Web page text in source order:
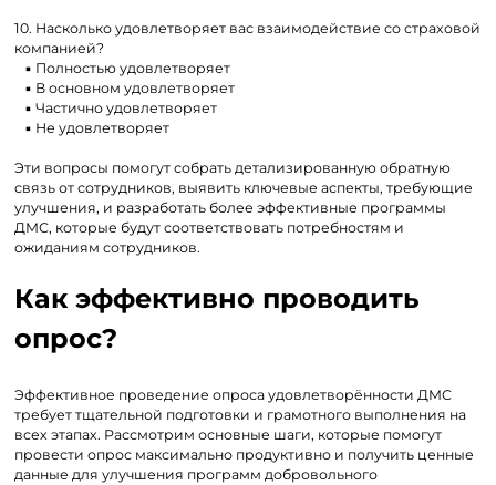
10. Насколько удовлетворяет вас взаимодействие со страховой
компанией?
▪ Полностью удовлетворяет
▪ В основном удовлетворяет
▪ Частично удовлетворяет
▪ Не удовлетворяет
Эти вопросы помогут собрать детализированную обратную
связь от сотрудников, выявить ключевые аспекты, требующие
улучшения, и разработать более эффективные программы
ДМС, которые будут соответствовать потребностям и
ожиданиям сотрудников.
Как эффективно проводить
опрос?
Эффективное проведение опроса удовлетворённости ДМС
требует тщательной подготовки и грамотного выполнения на
всех этапах. Рассмотрим основные шаги, которые помогут
провести опрос максимально продуктивно и получить ценные
данные для улучшения программ добровольного